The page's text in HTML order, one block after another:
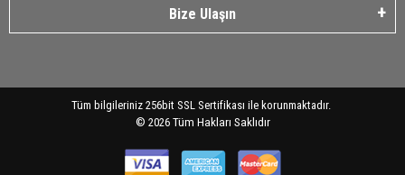
Bize Ulaşın
Tüm bilgileriniz 256bit SSL Sertifikası ile korunmaktadır.
© 2026 Tüm Hakları Saklıdır